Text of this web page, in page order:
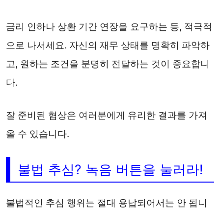
금리 인하나 상환 기간 연장을 요구하는 등, 적극적
으로 나서세요. 자신의 재무 상태를 명확히 파악하
고, 원하는 조건을 분명히 전달하는 것이 중요합니
다.
잘 준비된 협상은 여러분에게 유리한 결과를 가져
올 수 있습니다.
불법 추심? 녹음 버튼을 눌러라!
불법적인 추심 행위는 절대 용납되어서는 안 됩니